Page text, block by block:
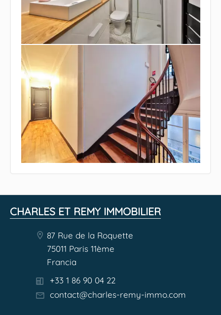
CHARLES ET REMY IMMOBILIER
87 Rue de la Roquette
75011 Paris 11ème
Francia
+33 1 86 90 04 22
contact@charles-remy-immo.com